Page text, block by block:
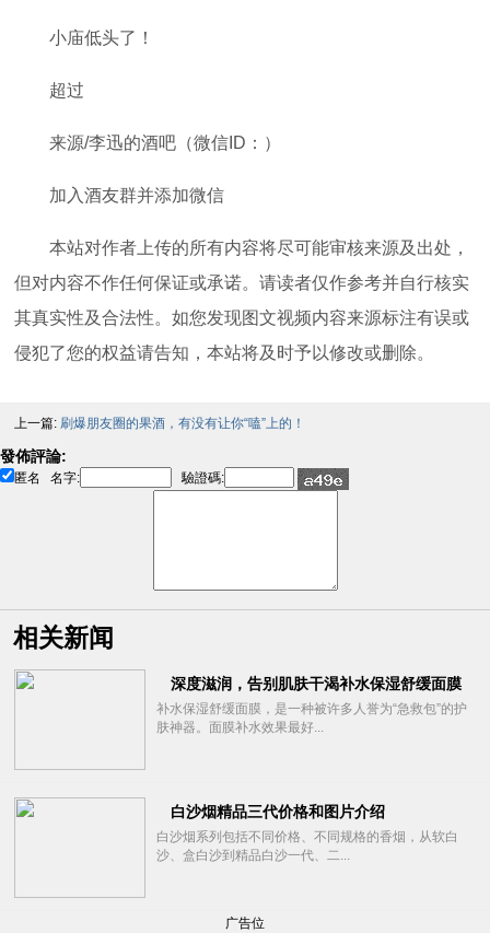
小庙低头了！
超过
来源/李迅的酒吧（微信ID：）
加入酒友群并添加微信
本站对作者上传的所有内容将尽可能审核来源及出处，
但对内容不作任何保证或承诺。请读者仅作参考并自行核实
其真实性及合法性。如您发现图文视频内容来源标注有误或
侵犯了您的权益请告知，本站将及时予以修改或删除。
上一篇: 刷爆朋友圈的果酒，有没有让你“嗑”上的！
發佈評論:
匿名 名字: 驗證碼:
相关新闻
深度滋润，告别肌肤干渴补水保湿舒缓面膜
补水保湿舒缓面膜，是一种被许多人誉为“急救包”的护
肤神器。面膜补水效果最好...
白沙烟精品三代价格和图片介绍
白沙烟系列包括不同价格、不同规格的香烟，从软白
沙、盒白沙到精品白沙一代、二...
广告位